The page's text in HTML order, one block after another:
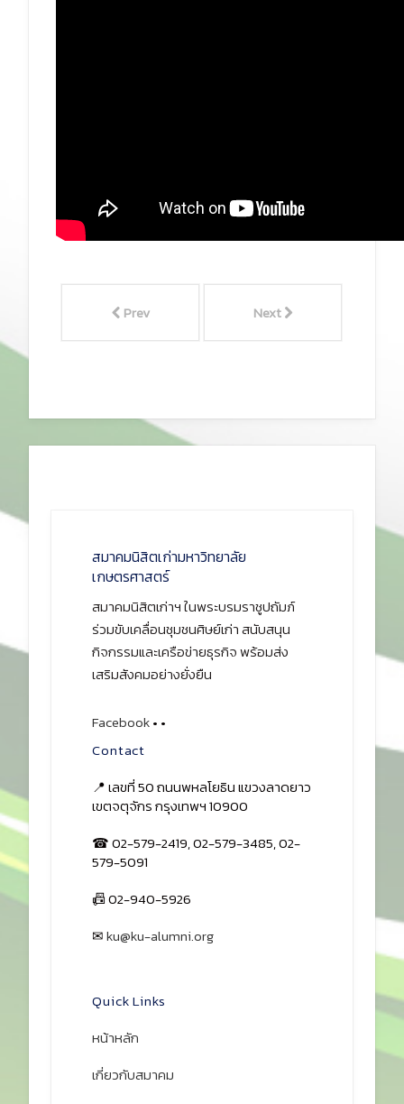
Prev Next
สมาคมนิสิตเก่ามหาวิทยาลัย
เกษตรศาสตร์
สมาคมนิสิตเก่าฯ ในพระบรมราชูปถัมภ์
ร่วมขับเคลื่อนชุมชนศิษย์เก่า สนับสนุน
กิจกรรมและเครือข่ายธุรกิจ พร้อมส่ง
เสริมสังคมอย่างยั่งยืน
Facebook• •
Contact
📍 เลขที่ 50 ถนนพหลโยธิน แขวงลาดยาว
เขตจตุจักร กรุงเทพฯ 10900
☎ 02-579-2419, 02-579-3485, 02-
579-5091
📠 02-940-5926
✉ku@ku-alumni.org
Quick Links
หน้าหลัก
เกี่ยวกับสมาคม